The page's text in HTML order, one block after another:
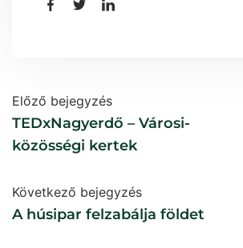
Előző bejegyzés
TEDxNagyerdő – Városi-
közösségi kertek
Következő bejegyzés
A húsipar felzabálja földet